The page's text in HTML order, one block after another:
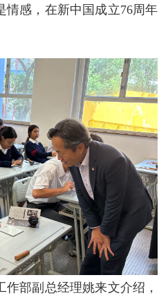
情感，在新中国成立76周年
部副总经理姚来文介绍，